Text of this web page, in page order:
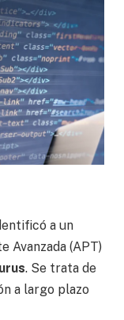
a un
Avanzada (APT)
. Se trata de
a largo plazo